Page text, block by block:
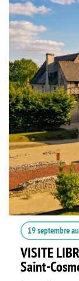
19 septembreau
VISITE
Saint-